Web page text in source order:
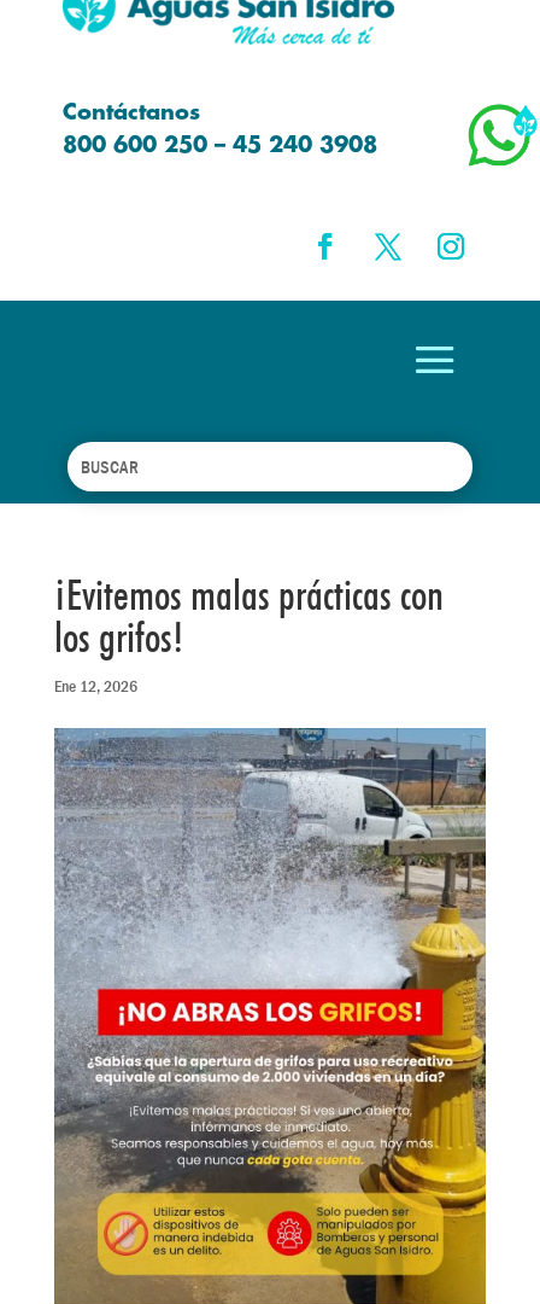
Contáctanos
800 600 250 – 45 240 3908
¡Evitemos malas prácticas con
los grifos!
Ene 12, 2026